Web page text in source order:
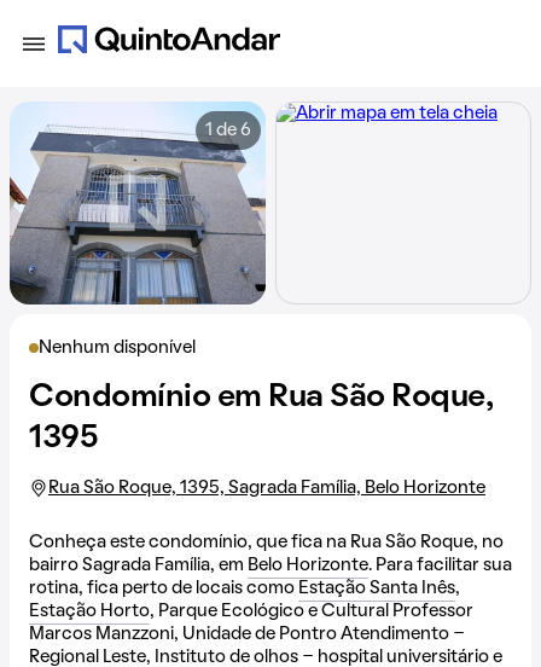
Nenhum disponível
Condomínio em Rua São Roque,
1395
Rua São Roque, 1395, Sagrada Família, Belo Horizonte
Conheça este condomínio, que fica na Rua São Roque, no
bairro Sagrada Família, em Belo Horizonte. Para facilitar sua
rotina, fica perto de locais como Estação Santa Inês,
Estação Horto, Parque Ecológico e Cultural Professor
Marcos Manzzoni, Unidade de Pontro Atendimento -
Regional Leste, Instituto de olhos - hospital universitário e
1 de 6